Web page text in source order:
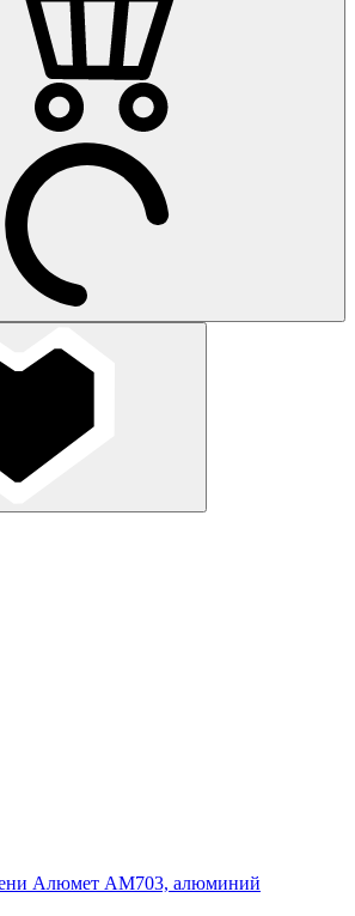
Алюмет АМ703, алюминий